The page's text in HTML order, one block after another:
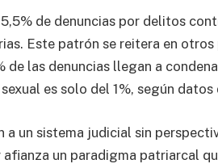
de denuncias por delitos
Este patrón se reitera en otros
de las denuncias llegan a
es solo del 1%, según
a un sistema judicial sin
un paradigma patriarcal